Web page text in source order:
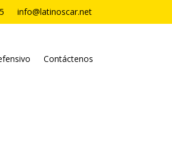
info@latinoscar.net
Contáctenos